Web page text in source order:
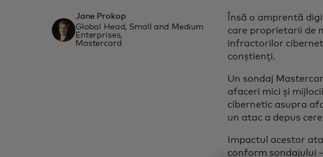
Jane Prokop
Global Head, Small and Medium
Enterprises,
Mastercard
Însă o amprentă
care proprietarii de
infractorilor
conștienți.
Un sondaj
afaceri mici și
cibernetic asupra
un atac a depus
Impactul acestor
conform sondajului